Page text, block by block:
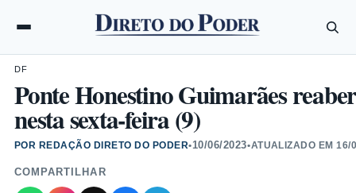
DF
Ponte Honestino Guimarães
nesta sexta-feira (9)
POR REDAÇÃO DIRETO DO PODER•10/06/2023•ATUALIZADO EM16/
COMPARTILHAR